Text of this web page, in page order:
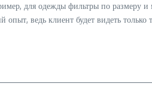
для одежды фильтры по размеру и
ведь клиент будет видеть только